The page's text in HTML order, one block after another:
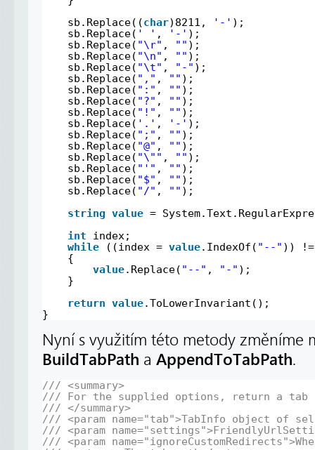
sb.Replace((char)8211, '-' );
sb.Replace( ' ' , '-' );
sb.Replace( "\r" , "" );
sb.Replace( "\n" , "" );
sb.Replace( "\t" , "-" );
sb.Replace( "," , "" );
sb.Replace( ":" , "" );
sb.Replace( "?" , "" );
sb.Replace( "!" , "" );
sb.Replace( '.' , '-' );
sb.Replace( ";" , "" );
sb.Replace( "@" , "" );
sb.Replace( "\"" , "" );
sb.Replace( "'" , "" );
sb.Replace( "$" , "" );
sb.Replace( "/" , "" );
string value =
int
index;
while
((index = value.IndexOf( "--" ))
{
value.Replace( "--" , "-" );
}
return value.ToLowerInvariant();
}
Nyní s využitím této metody změníme
BuildTabPath a AppendToTabPath.
/// <summary>
/// For the supplied options, return a tab
/// </summary>
/// <param name="tab">TabInfo object of
/// <param
/// <param